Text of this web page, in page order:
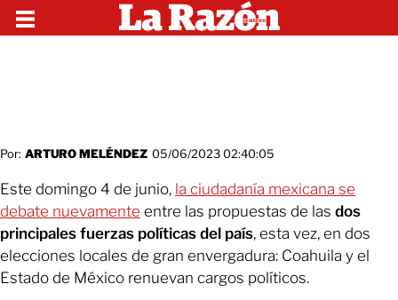
Por: ARTURO MELÉNDEZ 05/06/2023 02:40:05
Este domingo 4 de junio, la ciudadanía mexicana se
debate nuevamente entre las propuestas de las dos
principales fuerzas políticas del país, esta vez, en dos
elecciones locales de gran envergadura: Coahuila y el
Estado de México renuevan cargos políticos.